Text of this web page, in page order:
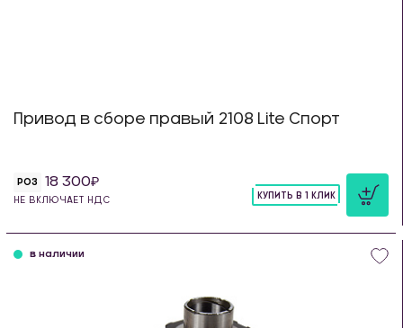
Привод в сборе правый 2108 Lite Спорт
РОЗ 18 300
НЕ ВКЛЮЧАЕТ НДС
КУПИТЬ В 1 КЛИК
в наличии